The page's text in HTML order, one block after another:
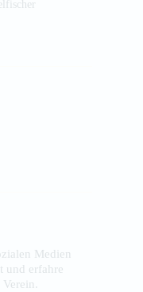
Medien
und erfahre